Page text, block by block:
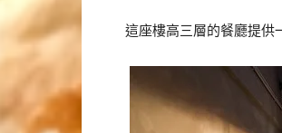
這座樓高三層的餐廳提供